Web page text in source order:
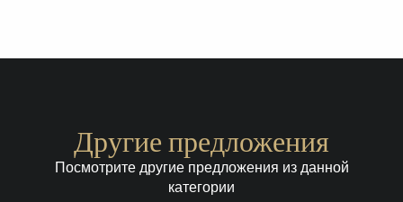
Другие предложения
Посмотрите другие предложения из данной
категории